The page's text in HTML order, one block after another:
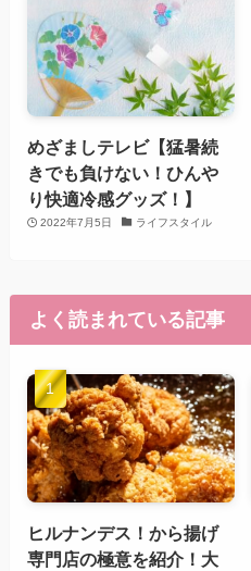
めざましテレビ【猛暑続
きでも負けない！ひんや
り快適冷感グッズ！】
2022年7月5日 ライフスタイル
よく読まれている記事
ヒルナンデス！から揚げ
専門店の極意を紹介！大